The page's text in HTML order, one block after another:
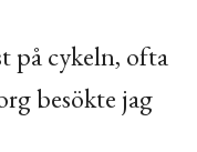
på cykeln, ofta
besökte jag